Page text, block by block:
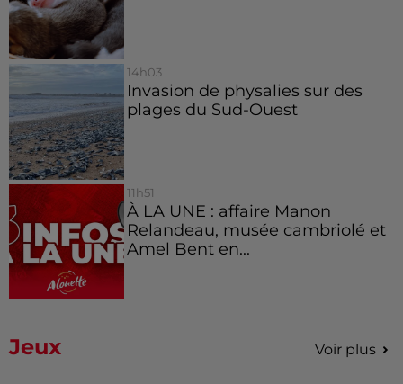
14h03
Invasion de physalies sur des
plages du Sud-Ouest
11h51
À LA UNE : affaire Manon
Relandeau, musée cambriolé et
Amel Bent en...
Jeux Voir plus